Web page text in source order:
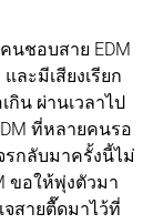
นชอบสาย EDM
ละมีเสียงเรียก
น ผ่านเวลาไป
ที่หลายคนรอ
รกลับมาครั้งนี้ไม่
ขอให้พุ่งตัวมา
จสายตื๊ดมาไว้ที่